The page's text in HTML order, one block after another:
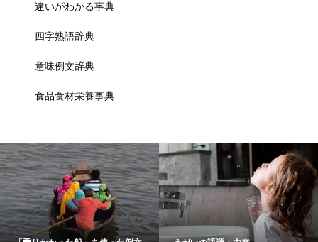
違いがわかる事典
四字熟語辞典
意味例文辞典
食品食材栄養事典